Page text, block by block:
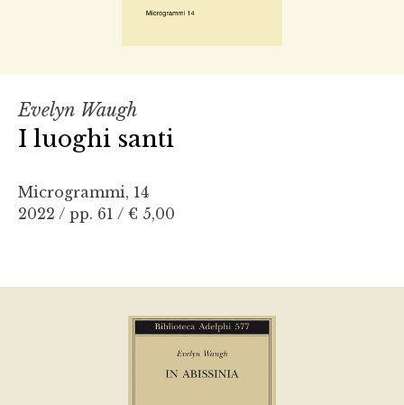
Evelyn Waugh
I luoghi santi
Microgrammi, 14
2022 / pp. 61 / € 5,00